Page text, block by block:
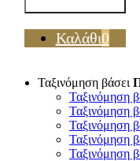
Καλάθι0
Ταξινόμηση βάσει
Ταξινόμηση
Ταξινόμηση
Ταξινόμηση
Ταξινόμηση
Ταξινόμηση